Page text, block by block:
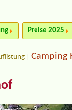
Preise 2025
|Camping